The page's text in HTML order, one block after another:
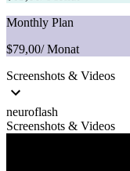
Monthly Plan
$79,00/ Monat
Screenshots & Videos
neuroflash
Screenshots & Videos